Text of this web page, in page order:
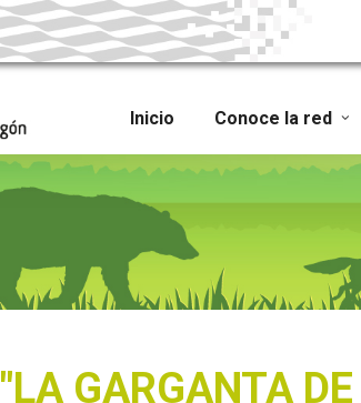
Inicio Conoce la red
"LA GARGANTA